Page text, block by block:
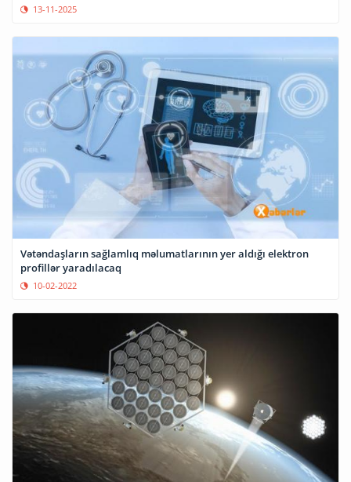
13-11-2025
Vətəndaşların sağlamlıq məlumatlarının yer aldığı elektron
profillər yaradılacaq
10-02-2022